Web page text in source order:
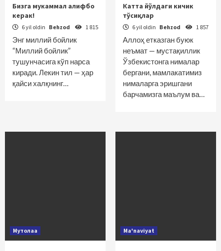
Бизга мукаммал алифбо
керак!
6 yil oldin Behzod 1 815
Энг миллий бойлик
“Миллий бойлик”
тушунчасига кўп нарса
киради. Лекин тил — ҳар
қайси халқнинг…
Катта йўлдаги кичик
тўсиқлар
6 yil oldin Behzod 1 857
Аллоҳ етказган буюк
неъмат — мустақиллик
Ўзбекистонга нималар
бергани, мамлакатимиз
нималарга эришгани
барчамизга маълум ва…
Мутолаа Ma'naviyat